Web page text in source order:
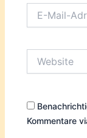
Mail-
Kommentare